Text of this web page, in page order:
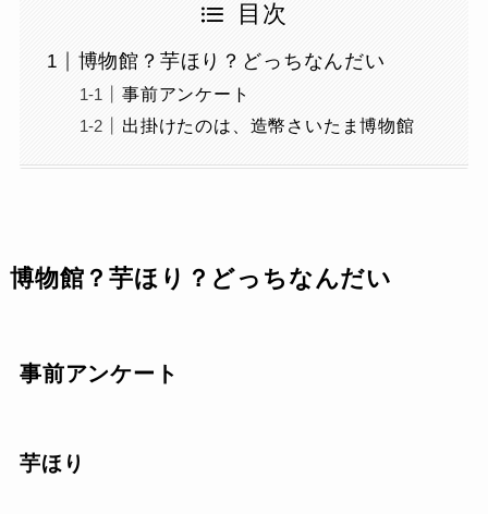
目次
博物館？芋ほり？どっちなんだい
事前アンケート
出掛けたのは、造幣さいたま博物館
博物館？芋ほり？どっちなんだい
事前アンケート
芋ほり